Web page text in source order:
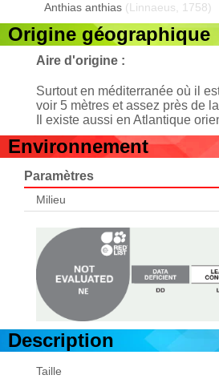
Anthias anthias (Linnaeus, 1758)
Origine géographique
Aire d'origine :
Surtout en méditerranée où il
voir 5 mètres et assez près de
Il existe aussi en Atlantique
Environnement
Paramètres
Milieu
Description
Taille